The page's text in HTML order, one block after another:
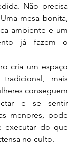
Não precisa
mesa bonita,
ambiente e um
já fazem o
cria um espaço
mais
conseguem
e se sentir
menores, pode
executar do que
no culto.